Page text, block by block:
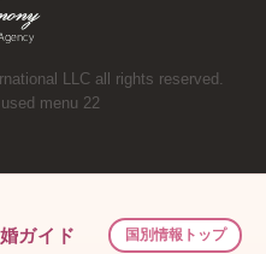
LLC all rights reserved.
menu 22
ガイド 国別情報トップ